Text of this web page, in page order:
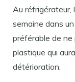
Au réfrigérateur,
semaine dans
préférable de ne
plastique qui
détérioration.